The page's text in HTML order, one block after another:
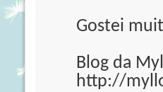
Gostei
Blog da
http://